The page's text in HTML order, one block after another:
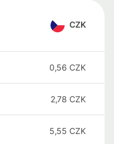
CZK
0,56 CZK
2,78 CZK
5,55 CZK